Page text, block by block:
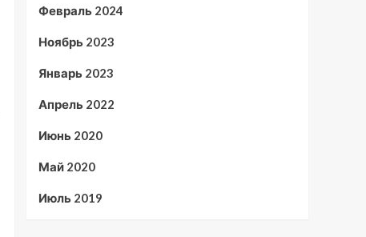
Февраль 2024
Ноябрь 2023
Январь 2023
Апрель 2022
Июнь 2020
Май 2020
Июль 2019